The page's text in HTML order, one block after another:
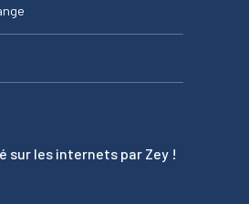
sur les internets par Zey !